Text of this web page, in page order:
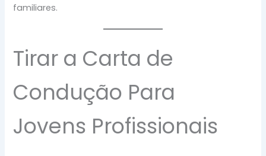
familiares.
Tirar a Carta de
Condução Para
Jovens Profissionais